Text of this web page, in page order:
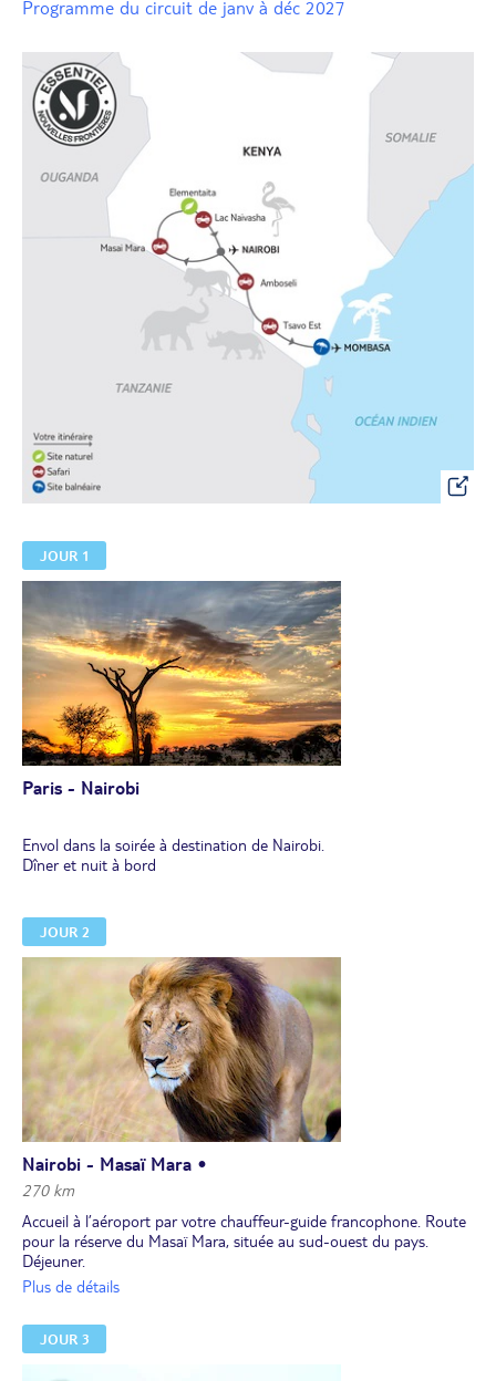
Programme du circuit de janv à déc 2027
JOUR 1
Paris - Nairobi
Envol dans la soirée à destination de Nairobi.
Dîner et nuit à bord
JOUR 2
Nairobi - Masaï Mara •
270 km
Accueil à l’aéroport par votre chauffeur-guide francophone. Route
pour la réserve du Masaï Mara, située au sud-ouest du pays.
Déjeuner.
Départ pour votre premier safari dans la région de la réserve de
plusieurs espèces d’antilopes, des girafes à la démarche gracieuse
et peut-être même des guépards et des hippopotames. Visite d'un
Plus de détails
JOUR 3